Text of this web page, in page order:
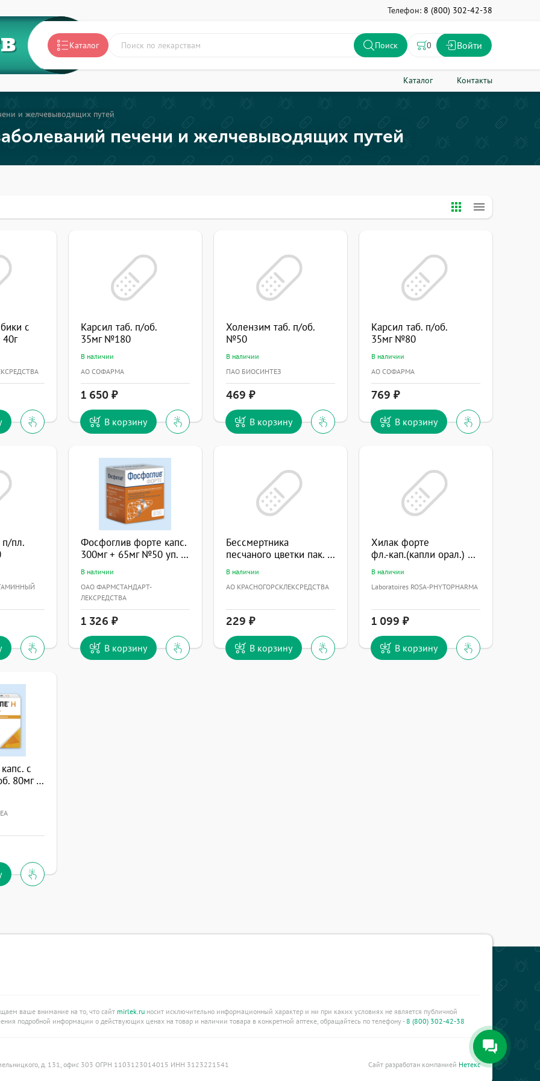
Телефон: 8 (800) 302-42-38
Каталог Поиск 0 Войти
Каталог Контакты
и желчевыводящих путей
печени и желчевыводящих путей
apps menu
с
Карсил таб. п/об.
35мг №180
В наличии
АО СОФАРМА
1 650
В корзину
Холензим таб. п/об.
№50
В наличии
ПАО БИОСИНТЕЗ
469
В корзину
Карсил таб. п/об.
35мг №80
В наличии
АО СОФАРМА
769
В корзину
п/пл.
Фосфоглив форте капс.
300мг + 65мг №50 уп. конт. яч. пач. карт.
В наличии
ОАО ФАРМСТАНДАРТ-
ЛЕКСРЕДСТВА
1 326
В корзину
Бессмертника
песчаного цветки пак. 30г
В наличии
АО КРАСНОГОРСКЛЕКСРЕДСТВА
229
В корзину
Хилак форте
фл.-кап.(капли орал.) 100мл
В наличии
Laboratoires ROSA-PHYTOPHARMA
1 099
В корзину
с
пролонг. высвоб. 80мг №30
ваше внимание на то, что сайт mirlek.ruносит исключительно информационный характер и ни при каких условиях не является публичной
подробной информации о действующих ценах на товар и наличии товара в конкретной аптеке, обращайтесь по телефону -8 (800) 302-42-38
д. 131, офис 303 ОГРН 1103123014015 ИНН 3123221541 Сайт разработан компанией Нетекс